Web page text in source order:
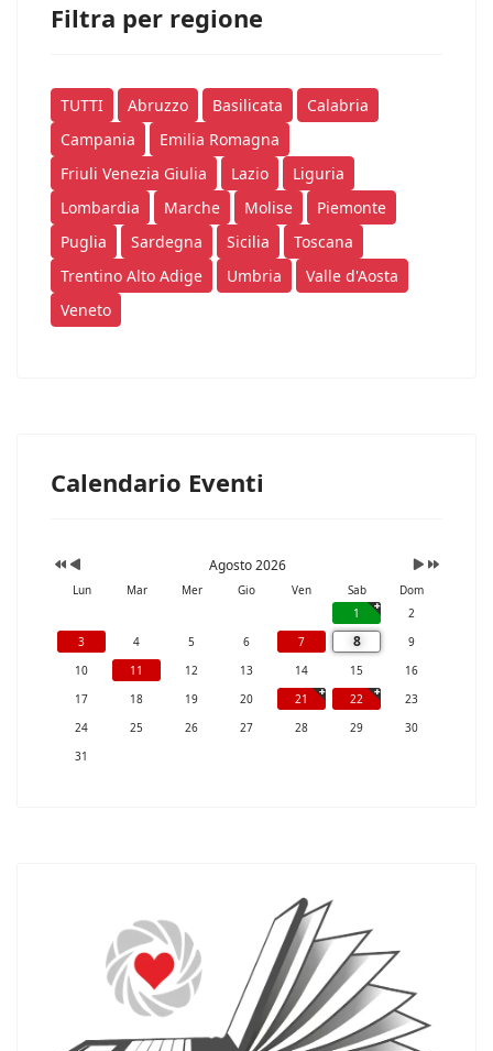
Filtra per regione
TUTTI Abruzzo Basilicata
Calabria
Campania
Emilia Romagna
Friuli Venezia Giulia
Lazio
Liguria
Lombardia
Marche Molise
Piemonte
Puglia
Sardegna Sicilia
Toscana
Trentino Alto Adige
Umbria
Valle d'Aosta
Veneto
Calendario Eventi
Agosto 2026
Lun Mar Mer Gio Ven Sab
Dom
1
2
3
4 5 6 7 8
9
10
11 12 13 14 15
16
17
18 19 20 21 22
23
24
25 26 27 28 29
30
31